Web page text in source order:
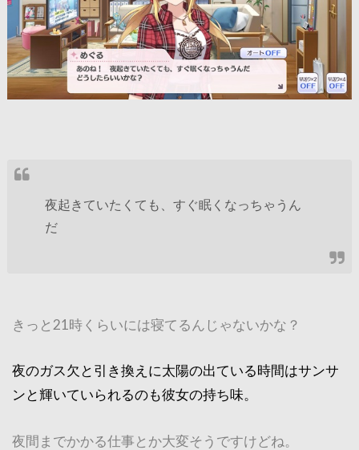
夜起きていたくても、すぐ眠くなっちゃうん
だ
きっと21時くらいには寝てるんじゃないかな？
夜のガス欠と引き換えに太陽の出ている時間はサンサ
ンと輝いていられるのも彼女の持ち味。
夜間までかかる仕事とか大変そうですけどね。